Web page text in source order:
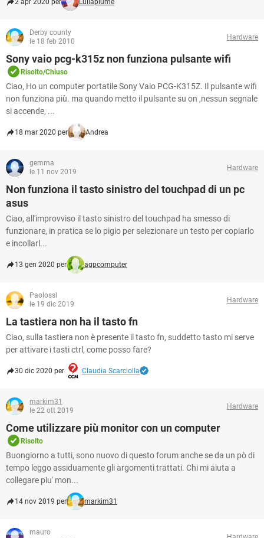
2 apr 2020 per Luilaplume
Derby county
le 18 feb 2010
Hardware
Sony vaio pcg-k315z non funziona pulsante wifi
Risolto/Chiuso
Ciao, Ho un computer portatile Sony Vaio PCG-K315Z. Il pulsante wifi
non funziona più. ma quando metto il pulsante su on ,nessun segnale
si accende, ...
18 mar 2020 per Andrea
gemma
le 11 nov 2019
Hardware
Non funziona il tasto sinistro del touchpad di un pc
asus
Ciao, all'improvviso il tasto sinistro del touchpad ha smesso di
funzionare, in pratica se lo pigio per selezionare un testo per copiarlo
e incollarl...
13 gen 2020 per agpcomputer
Paolossl
le 19 dic 2019
Hardware
La tastiera non ha il tasto fn
Ciao, sulla tastiera non è presente il tasto fn, suddetto tasto mi serve
per attivare i tasti ctrl, come posso fare?
30 dic 2020 per Claudia Scarciolla
markim31
le 22 ott 2019
Hardware
Come utilizzare più monitor con un computer
Risolto
Buongiorno a tutti, sono nuovo di questo forum anche se da un pò di
tempo leggo assiduamente gli argomenti trattati. Chi mi aiuta a
collegare piu' mon...
14 nov 2019 per markim31
mauro